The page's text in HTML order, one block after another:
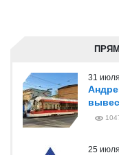
31
25